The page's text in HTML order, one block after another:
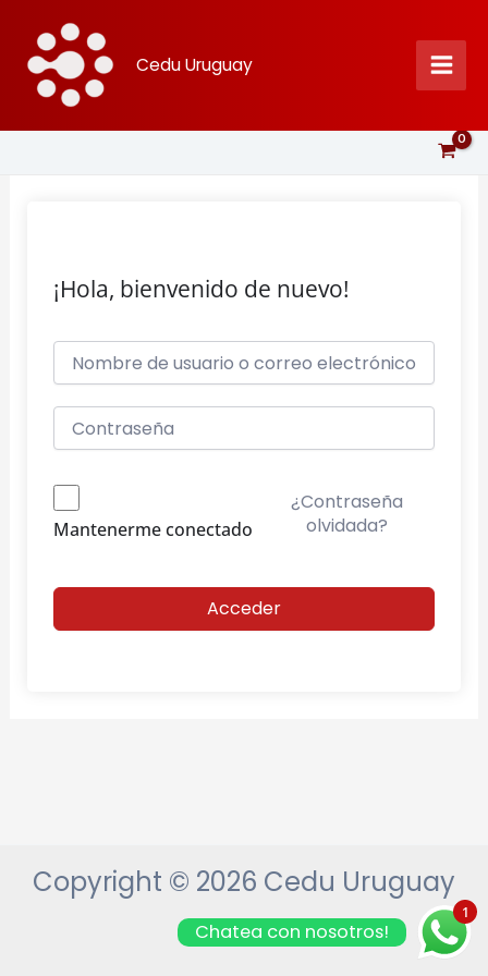
contenido
Cedu Uruguay
¡Hola, bienvenido de nuevo!
Mantenerme conectado
¿Contraseña
olvidada?
Acceder
Copyright © 2026 Cedu Uruguay
1
Chatea con nosotros!